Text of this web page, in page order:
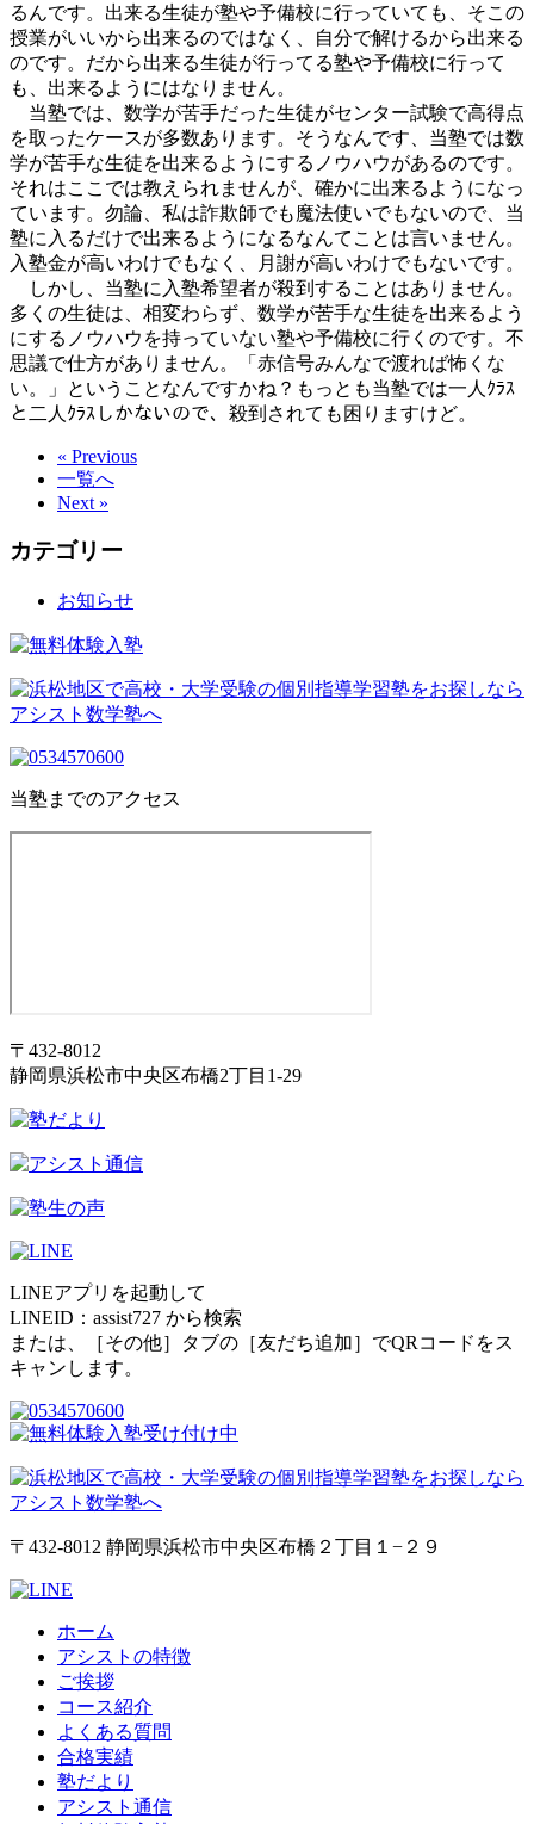
るんです。出来る生徒が塾や予備校に行っていても、そこの
授業がいいから出来るのではなく、自分で解けるから出来る
のです。だから出来る生徒が行ってる塾や予備校に行って
も、出来るようにはなりません。
当塾では、数学が苦手だった生徒がセンター試験で高得点
を取ったケースが多数あります。そうなんです、当塾では数
学が苦手な生徒を出来るようにするノウハウがあるのです。
それはここでは教えられませんが、確かに出来るようになっ
ています。勿論、私は詐欺師でも魔法使いでもないので、当
塾に入るだけで出来るようになるなんてことは言いません。
入塾金が高いわけでもなく、月謝が高いわけでもないです。
しかし、当塾に入塾希望者が殺到することはありません。
多くの生徒は、相変わらず、数学が苦手な生徒を出来るよう
にするノウハウを持っていない塾や予備校に行くのです。不
思議で仕方がありません。「赤信号みんなで渡れば怖くな
い。」ということなんですかね？もっとも当塾では一人ｸﾗｽ
と二人ｸﾗｽしかないので、殺到されても困りますけど。
« Previous
一覧へ
Next »
カテゴリー
お知らせ
当塾までのアクセス
〒432-8012
静岡県浜松市中央区布橋2丁目1-29
LINEアプリを起動して
LINEID： assist727 から検索
または、［その他］タブの［友だち追加］でQRコードをス
キャンします。
〒432-8012 静岡県浜松市中央区布橋２丁目１−２９
ホーム
アシストの特徴
ご挨拶
コース紹介
よくある質問
合格実績
塾だより
アシスト通信